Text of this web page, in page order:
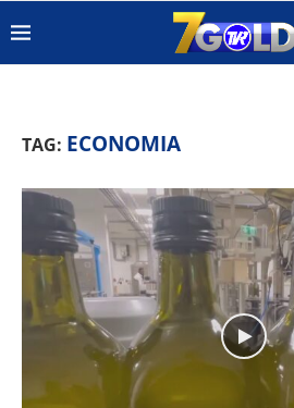
TAG: ECONOMIA